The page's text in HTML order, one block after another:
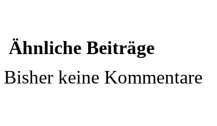
Ähnliche Beiträge
Bisher keine Kommentare